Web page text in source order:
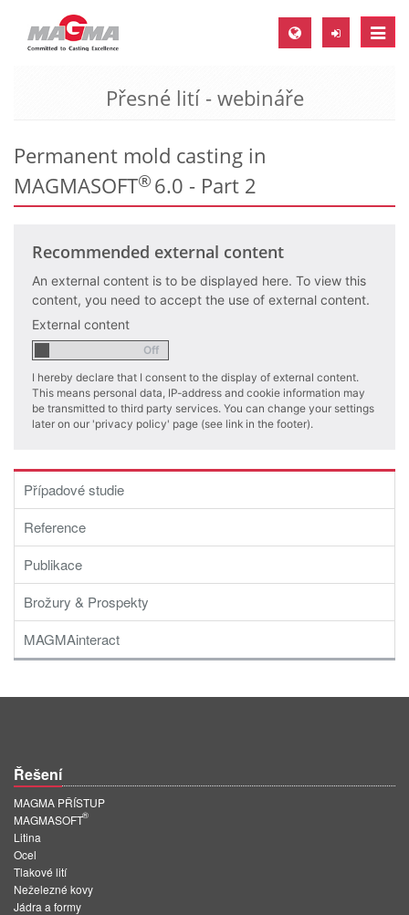
Toggle
MAGMA Europe, Germany
EN
CS
EN
ES
EN
MAGMA South-America, Brazil
PT
MAGMA Türkiye
EN
TR
MAGMA China
EN
MAGMA India
EN
KO
Přesné lití - webináře
Permanent mold casting in
MAGMASOFT
®6.0 - Part 2
Recommended external content
An external content is to be displayed here. To view this
content, you need to accept the use of external content.
External content
I hereby declare that I consent to the display of external content.
This means personal data, IP-address and cookie information may
be transmitted to third party services. You can change your settings
later on our 'privacy policy' page (see link in the footer).
Případové studie
Reference
Publikace
Brožury & Prospekty
MAGMAinteract
Řešení
MAGMA PŘÍSTUP
MAGMASOFT
®
Litina
Ocel
Tlakové lití
Neželezné kovy
Jádra a formy